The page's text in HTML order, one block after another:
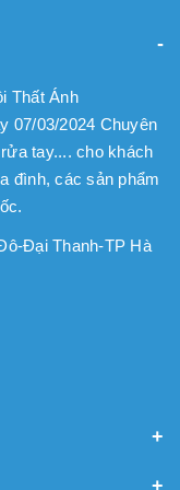
Thất Ánh
07/03/2024 Chuyên
tay.... cho khách
đình, các sản phẩm
Đại Thanh-TP Hà